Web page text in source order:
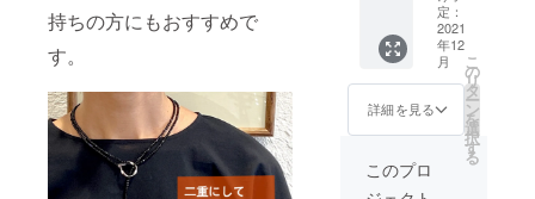
持ちの方にもおすすめで
す。
都合等
により
出荷時
期が遅
能性が
ござい
す。 ＊
クリス
マスま
でにお
届けを
ご希望
月20日
ターン
品を発
送しま
す。リ
ターン
品制作
に対応
いたし
、天然
石部分
95cm）
¥54,000
（税込
¥59,400
）
→［CA
MPFIRE
特別価
定：
2021
年12
月
詳細を見る
こ
の
リ
タ
ー
ン
を
選
択
す
る
このプロ